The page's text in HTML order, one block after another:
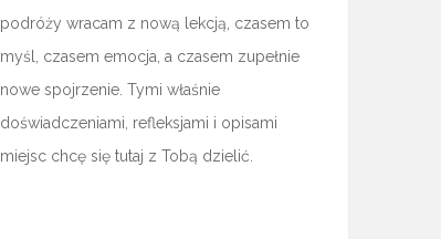
podróży wracam z nową lekcją, czasem to
myśl, czasem emocja, a czasem zupełnie
nowe spojrzenie. Tymi właśnie
doświadczeniami, refleksjami i opisami
miejsc chcę się tutaj z Tobą dzielić.